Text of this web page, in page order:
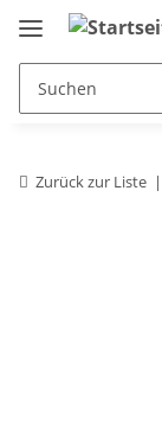
Zurück zur Liste